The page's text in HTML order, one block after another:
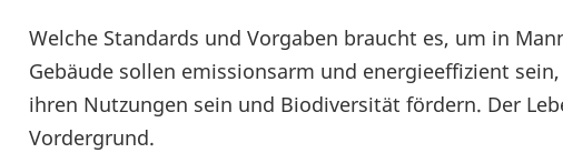
Welche Standards und Vorgaben braucht es, um in
Gebäude sollen emissionsarm und energieeffizient
ihren Nutzungen sein und Biodiversität fördern. Der
Vordergrund.